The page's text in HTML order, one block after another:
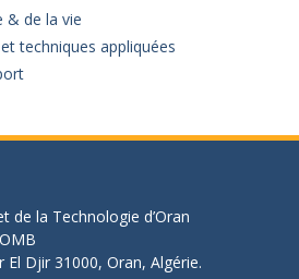
& de la vie
techniques appliquées
de la Technologie d’Oran
Djir 31000, Oran, Algérie.